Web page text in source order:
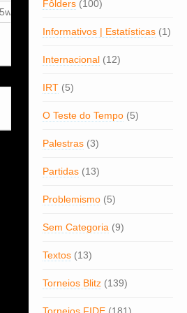
9b0 12b0
Fôlders(100)
Informativos | Estatísticas(1)
Internacional(12)
IRT(5)
O Teste do Tempo(5)
Palestras(3)
Partidas(13)
Problemismo(5)
Sem Categoria(9)
Textos(13)
Torneios Blitz(139)